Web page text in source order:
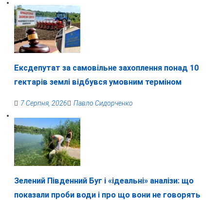
Ексдепутат за самовільне захоплення понад 10
гектарів землі відбувся умовним терміном
7 Серпня, 2026 Павло Сидорченко
Зелений Південний Буг і «ідеальні» аналізи: що
показали проби води і про що вони не говорять